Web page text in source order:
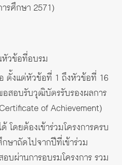
รศึกษา 2571)
หัวข้อที่อบรม
ตั้งแต่หัวข้อที่ 1 ถึงหัวข้อที่ 16
อสอบรับวุฒิบัตรรับรองผลการ
of Achievement)
โดยต้องเข้าร่วมโครงการครบ
ษาถัดไปจากปีที่เข้าร่วม
บผ่านการอบรมโครงการ รวม